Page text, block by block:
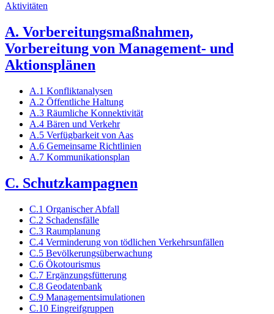
Aktivitäten
A. Vorbereitungsmaßnahmen,
Vorbereitung von Management- und
Aktionsplänen
A.1 Konfliktanalysen
A.2 Öffentliche Haltung
A.3 Räumliche Konnektivität
A.4 Bären und Verkehr
A.5 Verfügbarkeit von Aas
A.6 Gemeinsame Richtlinien
A.7 Kommunikationsplan
C. Schutzkampagnen
C.1 Organischer Abfall
C.2 Schadensfälle
C.3 Raumplanung
C.4 Verminderung von tödlichen Verkehrsunfällen
C.5 Bevölkerungsüberwachung
C.6 Ökotourismus
C.7 Ergänzungsfütterung
C.8 Geodatenbank
C.9 Managementsimulationen
C.10 Eingreifgruppen